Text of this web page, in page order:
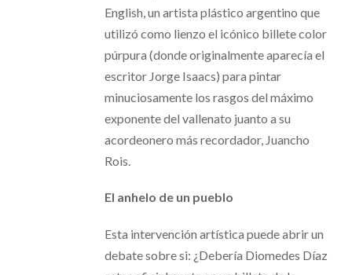
English, un artista plástico argentino que
utilizó como lienzo el icónico billete color
púrpura (donde originalmente aparecía el
escritor Jorge Isaacs) para pintar
minuciosamente los rasgos del máximo
exponente del vallenato juanto a su
acordeonero más recordador, Juancho
Rois.
El anhelo de un pueblo
Esta intervención artística puede abrir un
debate sobre si: ¿Debería Diomedes Díaz